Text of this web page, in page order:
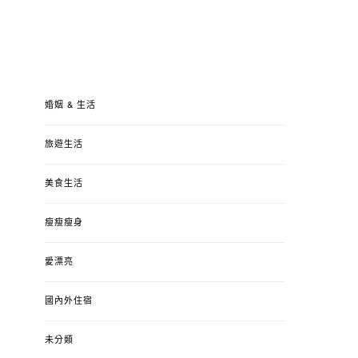
婚姻 & 生活
旅遊生活
美食生活
瘦瘦瘦身
愛漂亮
國內外住宿
未分類